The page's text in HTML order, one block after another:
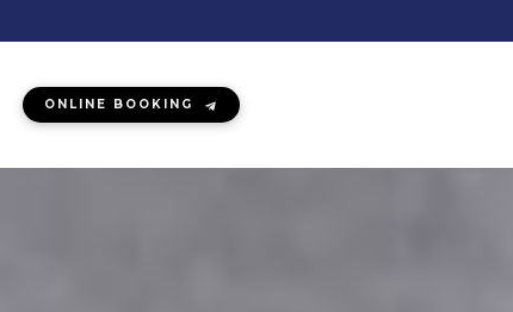
ONLINE BOOKING